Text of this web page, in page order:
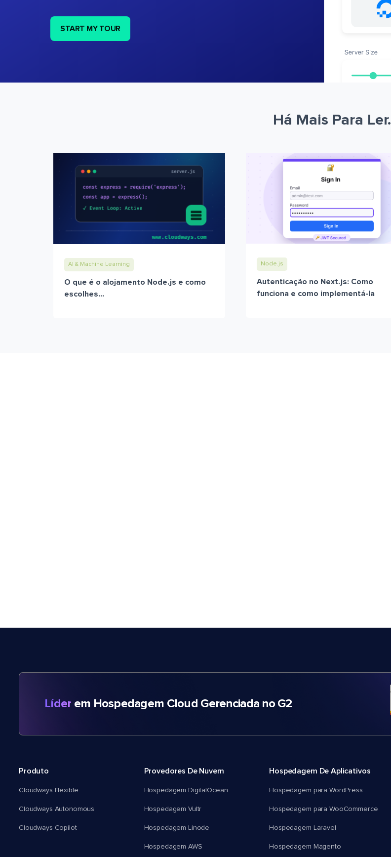
START MY TOUR
Há Mais Para Ler.
AI & Machine Learning
O que é o alojamento Node.js e como
escolhes...
Node.js
Autenticação no Next.js: Como
funciona e como implementá-la
Líder em Hospedagem Cloud Gerenciada no G2
Produto
Cloudways Flexible
Cloudways Autonomous
Cloudways Copilot
Provedores De Nuvem
Hospedagem DigitalOcean
Hospedagem Vultr
Hospedagem Linode
Hospedagem AWS
Hospedagem De Aplicativos
Hospedagem para WordPress
Hospedagem para WooCommerce
Hospedagem Laravel
Hospedagem Magento